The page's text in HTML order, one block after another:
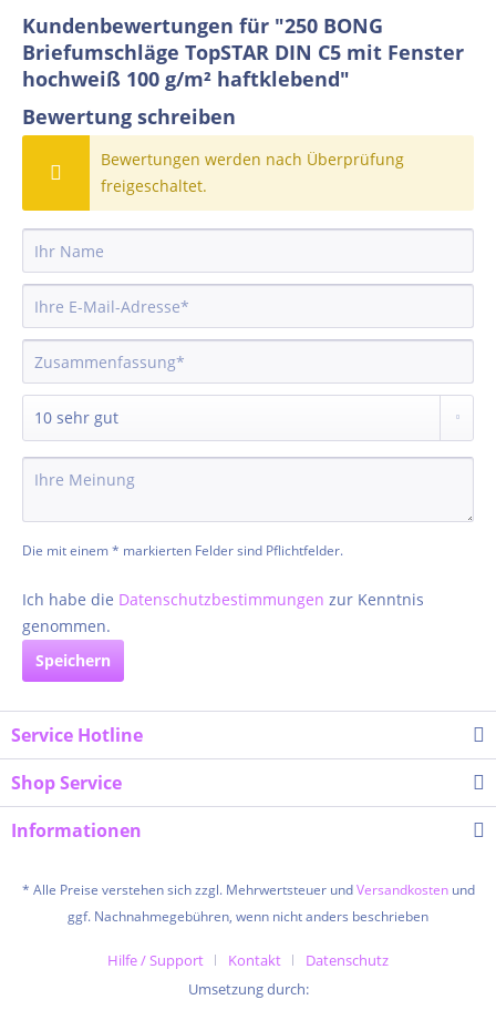
Kundenbewertungen für "250 BONG
Briefumschläge TopSTAR DIN C5 mit Fenster
hochweiß 100 g/m² haftklebend"
Bewertung schreiben
Bewertungen werden nach Überprüfung
freigeschaltet.
Die mit einem * markierten Felder sind Pflichtfelder.
Ich habe die Datenschutzbestimmungen zur Kenntnis
genommen.
Speichern
Service Hotline
Shop Service
Informationen
* Alle Preise verstehen sich zzgl. Mehrwertsteuer undVersandkostenund
ggf. Nachnahmegebühren, wenn nicht anders beschrieben
Hilfe / Support Kontakt
Datenschutz
Umsetzung durch: